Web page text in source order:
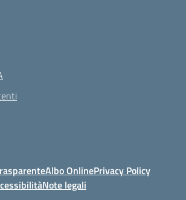
Albo OnlinePrivacy Policy
Note legali